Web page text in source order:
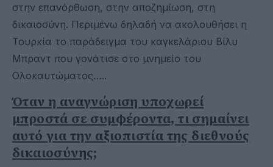
στην επανόρθωση, στην αποζημίωση, στη
δικαιοσύνη. Περιμένω δηλαδή να ακολουθήσει η
Τουρκία το παράδειγμα του καγκελάριου Βίλυ
Μπραντ που γονάτισε στο μνημείο του
Ολοκαυτώματος…..
Όταν η αναγνώριση υποχωρεί
μπροστά σε συμφέροντα, τι σημαίνει
αυτό για την αξιοπιστία της διεθνούς
δικαιοσύνης;